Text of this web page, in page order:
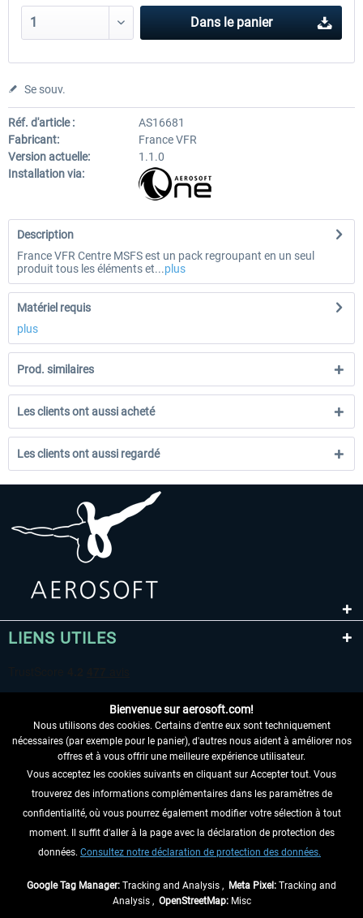
Dans le panier
Se souv.
Réf. d'article :
AS16681
Fabricant:
France VFR
Version actuelle:
1.1.0
Installation via:
Description
France VFR Centre MSFS est un pack regroupant en un seul
produit tous les éléments et...plus
Matériel requis
plus
Prod. similaires
Les clients ont aussi acheté
Les clients ont aussi regardé
LIENS UTILES
RENONCER AU CONTRAT ICI
INFORMATIONS
NE MANQUEZ PAS LES DERNIÈRES
Bienvenue sur aerosoft.com!
Nous utilisons des cookies. Certains d'entre eux sont techniquement
nécessaires (par exemple pour le panier), d'autres nous aident à améliorer nos
offres et à vous offrir une meilleure expérience utilisateur.
Vous acceptez les cookies suivants en cliquant sur Accepter tout. Vous
trouverez des informations complémentaires dans les paramètres de
confidentialité, où vous pourrez également modifier votre sélection à tout
moment. Il suffit d'aller à la page avec la déclaration de protection des
données. Consultez notre déclaration de protection des données.
Google Tag Manager: Tracking and Analysis , Meta Pixel: Tracking and
Analysis , OpenStreetMap:Misc